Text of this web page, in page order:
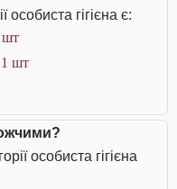
гігієна є:
шт
1 шт
особиста гігієна